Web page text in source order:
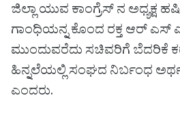
ಜಿಲ್ಲಾ ಯುವ ಕಾಂಗ್ರೆಸ್ ನ ಅಧ್ಯಕ್ಷ
ಗಾಂಧಿಯನ್ನ ಕೊಂದ ರಕ್ತ ಆರ್ ಎಸ್
ಮುಂದುವರೆದು ಸಚಿವರಿಗೆ ಬೆದರಿಕೆ
ಹಿನ್ನಲೆಯಲ್ಲಿ ಸಂಘದ ನಿರ್ಬಂಧ
ಎಂದರು.